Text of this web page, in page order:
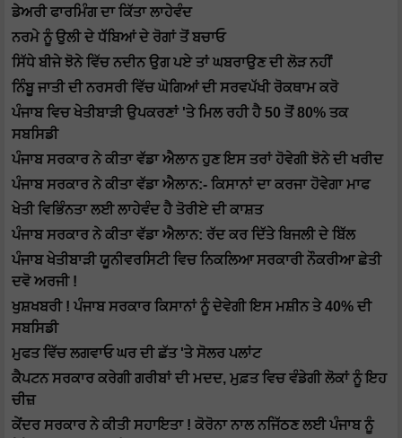
ਡੇਅਰੀ ਫਾਰਮਿੰਗ ਦਾ ਕਿੱਤਾ ਲਾਹੇਵੰਦ
ਨਰਮੇ ਨੂੰ ਉਲੀ ਦੇ ਧੱੱਬਿਆਂ ਦੇ ਰੋਗਾਂ ਤੋਂ ਬਚਾਓ
ਸਿੱਧੇ ਬੀਜੇ ਝੋਨੇ ਵਿੱਚ ਨਦੀਨ ਉਗ ਪਏ ਤਾਂ ਘਬਰਾਉਣ ਦੀ ਲੋੜ ਨਹੀਂ
ਨਿੰਬੂ ਜਾਤੀ ਦੀ ਨਰਸਰੀ ਵਿੱਚ ਘੋਗਿਆਂ ਦੀ ਸਰਵਪੱਖੀ ਰੋਕਥਾਮ ਕਰੋ
ਪੰਜਾਬ ਵਿਚ ਖੇਤੀਬਾੜੀ ਉਪਕਰਣਾਂ 'ਤੇ ਮਿਲ ਰਹੀ ਹੈ 50 ਤੋਂ 80% ਤਕ
ਸਬਸਿਡੀ
ਪੰਜਾਬ ਸਰਕਾਰ ਨੇ ਕੀਤਾ ਵੱਡਾ ਐਲਾਨ ਹੁਣ ਇਸ ਤਰਾਂ ਹੋਵੇਗੀ ਝੋਨੇ ਦੀ ਖਰੀਦ
ਪੰਜਾਬ ਸਰਕਾਰ ਨੇ ਕੀਤਾ ਵੱਡਾ ਐਲਾਨ:- ਕਿਸਾਨਾਂ ਦਾ ਕਰਜਾ ਹੋਵੇਗਾ ਮਾਫ
ਖੇਤੀ ਵਿਭਿੰਨਤਾ ਲਈ ਲਾਹੇਵੰਦ ਹੈ ਤੋਰੀਏ ਦੀ ਕਾਸ਼ਤ
ਪੰਜਾਬ ਸਰਕਾਰ ਨੇ ਕੀਤਾ ਵੱਡਾ ਐਲਾਨ: ਰੱਦ ਕਰ ਦਿੱਤੇ ਬਿਜਲੀ ਦੇ ਬਿੱਲ
ਪੰਜਾਬ ਖੇਤੀਬਾੜੀ ਯੂਨੀਵਰਸਿਟੀ ਵਿਚ ਨਿਕਲਿਆ ਸਰਕਾਰੀ ਨੌਕਰੀਆ ਛੇਤੀ
ਦਵੋ ਅਰਜੀ !
ਖੁਸ਼ਖਬਰੀ ! ਪੰਜਾਬ ਸਰਕਾਰ ਕਿਸਾਨਾਂ ਨੂੰ ਦੇਵੇਗੀ ਇਸ ਮਸ਼ੀਨ ਤੇ 40% ਦੀ
ਸਬਸਿਡੀ
ਮੁਫਤ ਵਿੱਚ ਲਗਵਾਓ ਘਰ ਦੀ ਛੱਤ 'ਤੇ ਸੋਲਰ ਪਲਾਂਟ
ਕੈਪਟਨ ਸਰਕਾਰ ਕਰੇਗੀ ਗਰੀਬਾਂ ਦੀ ਮਦਦ, ਮੁਫ਼ਤ ਵਿਚ ਵੰਡੇਗੀ ਲੋਕਾਂ ਨੂੰ ਇਹ
ਚੀਜ਼
ਕੇਂਦਰ ਸਰਕਾਰ ਨੇ ਕੀਤੀ ਸਹਾਇਤਾ ! ਕੋਰੋਨਾ ਨਾਲ ਨਜਿੱਠਣ ਲਈ ਪੰਜਾਬ ਨੂੰ